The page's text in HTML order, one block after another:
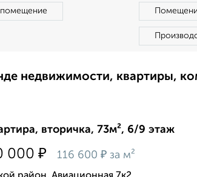
недвижимости, квартиры,
вторичка, 73м², 6/9 этаж
000 ₽ 116 600 ₽ за м²